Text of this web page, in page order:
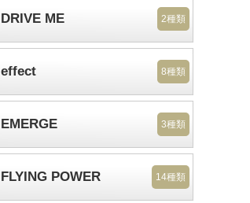
DRIVE ME 2種類
effect 8種類
EMERGE 3種類
FLYING POWER 14種類